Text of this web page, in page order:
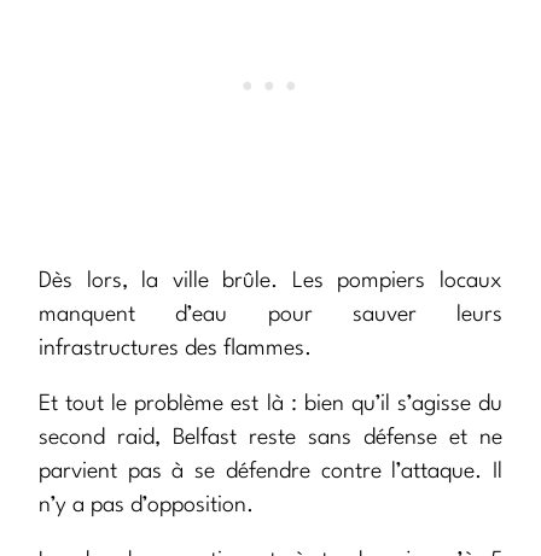
Dès lors, la ville brûle. Les pompiers locaux
manquent d’eau pour sauver leurs
infrastructures des flammes.
Et tout le problème est là : bien qu’il s’agisse du
second raid, Belfast reste sans défense et ne
parvient pas à se défendre contre l’attaque. Il
n’y a pas d’opposition.